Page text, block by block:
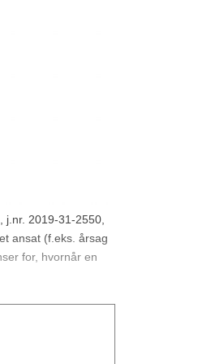
2019-31-2550,
ansat (f.eks. årsag
for, hvornår en